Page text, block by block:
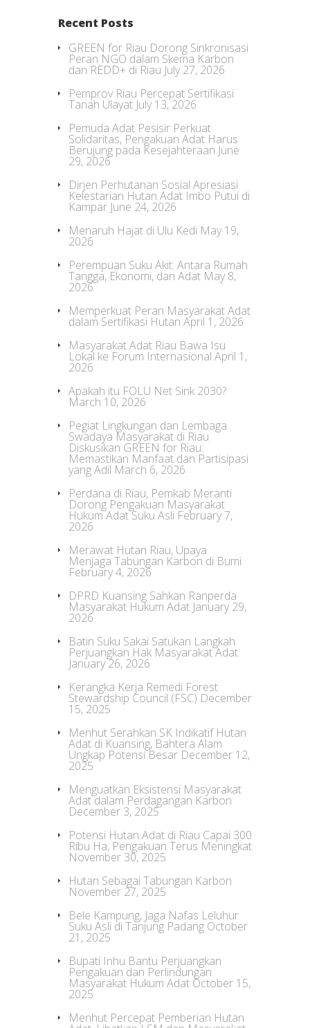
Recent Posts
GREEN for Riau Dorong Sinkronisasi
Peran NGO dalam Skema Karbon
dan REDD+ di Riau July 27, 2026
Pemprov Riau Percepat Sertifikasi
Tanah Ulayat July 13, 2026
Pemuda Adat Pesisir Perkuat
Solidaritas, Pengakuan Adat Harus
Berujung pada Kesejahteraan June
29, 2026
Dirjen Perhutanan Sosial Apresiasi
Kelestarian Hutan Adat Imbo Putui di
Kampar June 24, 2026
Menaruh Hajat di Ulu Kedi May 19,
2026
Perempuan Suku Akit: Antara Rumah
Tangga, Ekonomi, dan Adat May 8,
2026
Memperkuat Peran Masyarakat Adat
dalam Sertifikasi Hutan April 1, 2026
Masyarakat Adat Riau Bawa Isu
Lokal ke Forum Internasional April 1,
2026
Apakah itu FOLU Net Sink 2030?
March 10, 2026
Pegiat Lingkungan dan Lembaga
Swadaya Masyarakat di Riau
Diskusikan GREEN for Riau:
Memastikan Manfaat dan Partisipasi
yang Adil March 6, 2026
Perdana di Riau, Pemkab Meranti
Dorong Pengakuan Masyarakat
Hukum Adat Suku Asli February 7,
2026
Merawat Hutan Riau, Upaya
Menjaga Tabungan Karbon di Bumi
February 4, 2026
DPRD Kuansing Sahkan Ranperda
Masyarakat Hukum Adat January 29,
2026
Batin Suku Sakai Satukan Langkah
Perjuangkan Hak Masyarakat Adat
January 26, 2026
Kerangka Kerja Remedi Forest
Stewardship Council (FSC) December
15, 2025
Menhut Serahkan SK Indikatif Hutan
Adat di Kuansing, Bahtera Alam
Ungkap Potensi Besar December 12,
2025
Menguatkan Eksistensi Masyarakat
Adat dalam Perdagangan Karbon
December 3, 2025
Potensi Hutan Adat di Riau Capai 300
Ribu Ha, Pengakuan Terus Meningkat
November 30, 2025
Hutan Sebagai Tabungan Karbon
November 27, 2025
Bele Kampung, Jaga Nafas Leluhur
Suku Asli di Tanjung Padang October
21, 2025
Bupati Inhu Bantu Perjuangkan
Pengakuan dan Perlindungan
Masyarakat Hukum Adat October 15,
2025
Menhut Percepat Pemberian Hutan